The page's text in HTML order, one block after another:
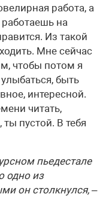
работа, а
на
Из такой
Мне сейчас
чтобы потом я
быть
интересной.
читать,
пустой. В тебя
пьедестале
одно из
он столкнулся, –